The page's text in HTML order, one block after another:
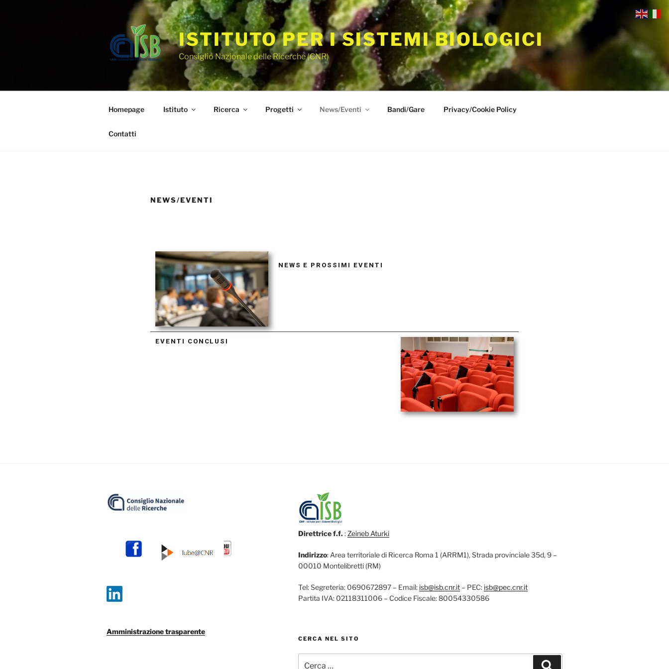
ISTITUTO PER I SISTEMI BIOLOGICI
Consiglio Nazionale delle Ricerche (CNR)
Homepage Istituto Ricerca Progetti News/Eventi Bandi/Gare Privacy/Cookie Policy
Contatti
NEWS/EVENTI
NEWS E PROSSIMI EVENTI
EVENTI CONCLUSI
Amministrazione trasparente
Direttrice f.f.: Zeineb Aturki
Indirizzo: Area territoriale di Ricerca Roma 1 (ARRM1), Strada provinciale 35d, 9 –
00010 Montelibretti (RM)
Tel: Segreteria: 0690672897 – Email: isb@isb.cnr.it– PEC: isb@pec.cnr.it
Partita IVA: 02118311006 – Codice Fiscale: 80054330586
CERCA NEL SITO